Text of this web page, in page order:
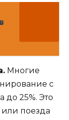
Многие
с
25%. Это
или поезда